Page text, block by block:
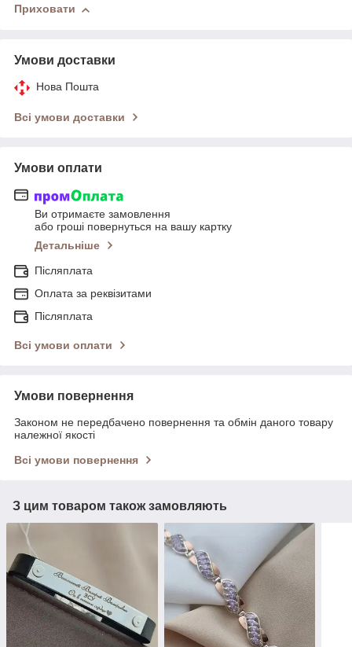
Приховати
Умови доставки
Нова Пошта
Всі умови доставки
Умови оплати
Ви отримаєте замовлення
або гроші повернуться на вашу картку
Детальніше
Післяплата
Оплата за реквізитами
Післяплата
Всі умови оплати
Умови повернення
Законом не передбачено повернення та обмін даного товару
належної якості
Всі умови повернення
З цим товаром також замовляють